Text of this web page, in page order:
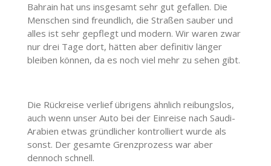
Bahrain hat uns insgesamt sehr gut gefallen. Die
Menschen sind freundlich, die Straßen sauber und
alles ist sehr gepflegt und modern. Wir waren zwar
nur drei Tage dort, hätten aber definitiv länger
bleiben können, da es noch viel mehr zu sehen gibt.
Die Rückreise verlief übrigens ähnlich reibungslos,
auch wenn unser Auto bei der Einreise nach Saudi-
Arabien etwas gründlicher kontrolliert wurde als
sonst. Der gesamte Grenzprozess war aber
dennoch schnell.